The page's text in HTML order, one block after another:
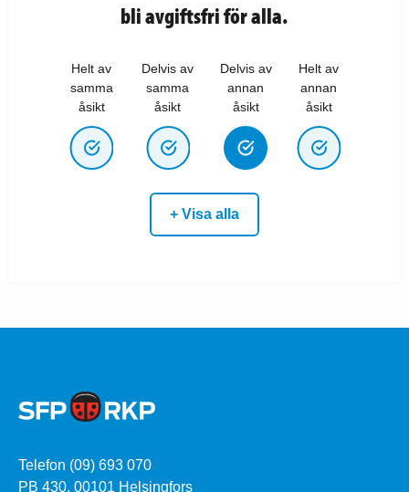
bli avgiftsfri för alla.
Helt av
samma
åsikt
Delvis av
samma
åsikt
Delvis av
annan
åsikt
Helt av
annan
åsikt
+ Visa alla
Telefon (09) 693 070
PB 430, 00101 Helsingfors